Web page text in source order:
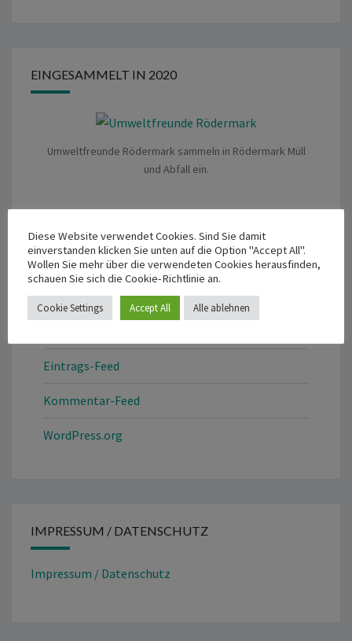
EINGESAMMELT IN 2020
Umweltfreunde Rödermark sammeln in Rödermark Müll
und Abfall ein.
META
Eintrags-Feed
Kommentar-Feed
WordPress.org
IMPRESSUM / DATENSCHUTZ
Impressum / Datenschutz
Diese Website verwendet Cookies. Sind Sie damit
einverstanden klicken Sie unten auf die Option "Accept All".
Wollen Sie mehr über die verwendeten Cookies herausfinden,
schauen Sie sich die Cookie-Richtlinie an.
Cookie Settings Accept All Alle ablehnen